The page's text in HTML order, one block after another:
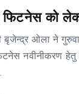
फिटनेस को
बृजेन्द्र ओला ने
नवीनीकरण